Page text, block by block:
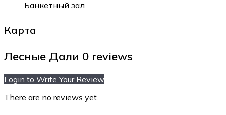
Банкетный зал
Карта
Лесные Дали 0 reviews
Login to Write Your Review
There are no reviews yet.